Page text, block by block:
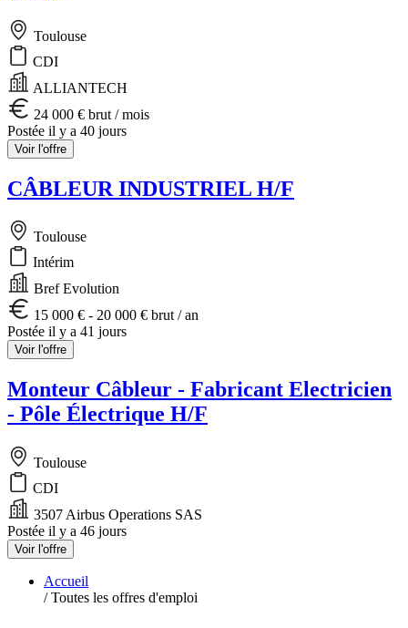
Toulouse
CDI
ALLIANTECH
24 000 € brut / mois
Postée il y a 40 jours
Voir l'offre
CÂBLEUR INDUSTRIEL H/F
Toulouse
Intérim
Bref Evolution
15 000 € - 20 000 € brut / an
Postée il y a 41 jours
Voir l'offre
Monteur Câbleur - Fabricant Electricien
- Pôle Électrique H/F
Toulouse
CDI
3507 Airbus Operations SAS
Postée il y a 46 jours
Voir l'offre
Accueil
/ Toutes les offres d'emploi